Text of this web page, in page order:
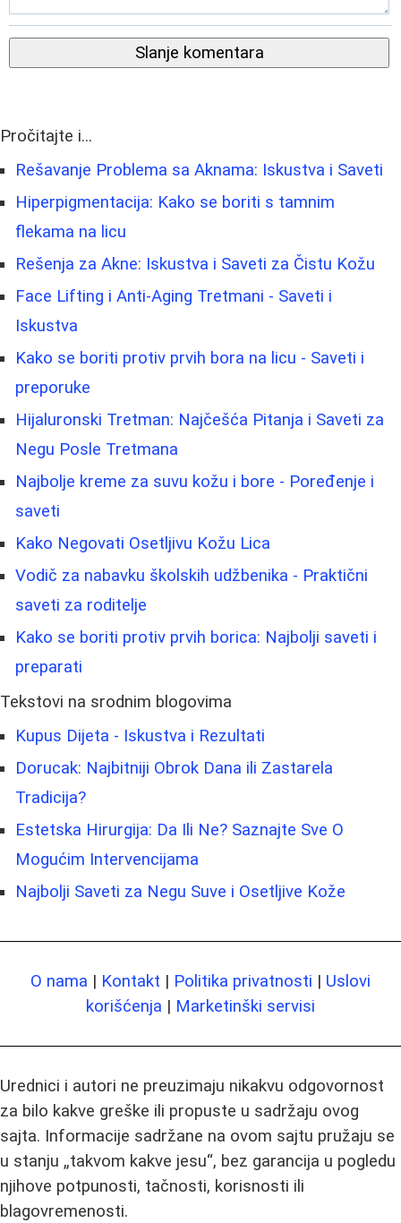
Slanje komentara
Pročitajte i...
Rešavanje Problema sa Aknama: Iskustva i Saveti
Hiperpigmentacija: Kako se boriti s tamnim
flekama na licu
Rešenja za Akne: Iskustva i Saveti za Čistu Kožu
Face Lifting i Anti-Aging Tretmani - Saveti i
Iskustva
Kako se boriti protiv prvih bora na licu - Saveti i
preporuke
Hijaluronski Tretman: Najčešća Pitanja i Saveti za
Negu Posle Tretmana
Najbolje kreme za suvu kožu i bore - Poređenje i
saveti
Kako Negovati Osetljivu Kožu Lica
Vodič za nabavku školskih udžbenika - Praktični
saveti za roditelje
Kako se boriti protiv prvih borica: Najbolji saveti i
preparati
Tekstovi na srodnim blogovima
Kupus Dijeta - Iskustva i Rezultati
Dorucak: Najbitniji Obrok Dana ili Zastarela
Tradicija?
Estetska Hirurgija: Da Ili Ne? Saznajte Sve O
Mogućim Intervencijama
Najbolji Saveti za Negu Suve i Osetljive Kože
O nama | Kontakt | Politika privatnosti | Uslovi
korišćenja | Marketinški servisi
Urednici i autori ne preuzimaju nikakvu odgovornost
za bilo kakve greške ili propuste u sadržaju ovog
sajta. Informacije sadržane na ovom sajtu pružaju se
u stanju „takvom kakve jesu“, bez garancija u pogledu
njihove potpunosti, tačnosti, korisnosti ili
blagovremenosti.